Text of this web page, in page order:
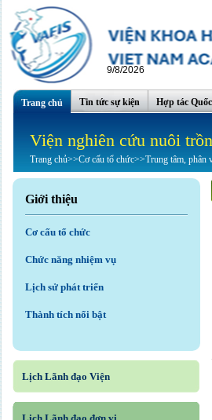
9/8/2026
Trang chủ Tin tức sự kiện Hợp tác
Viện nghiên cứu nuôi
Trang chủ>>Cơ cấu tổ chức>>Trung tâm, phân
Giới thiệu
Cơ cấu tổ chức
Chức năng nhiệm vụ
Lịch sử phát triển
Thành tích nổi bật
Lịch Lãnh đạo Viện